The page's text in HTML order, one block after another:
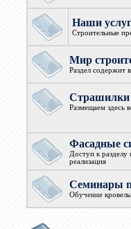
Наши
Строительные
Мир
Раздел содержит
Страшилки
Размещаем здесь
Фасадные
Доступ к
реализация
Семинары
Обучение